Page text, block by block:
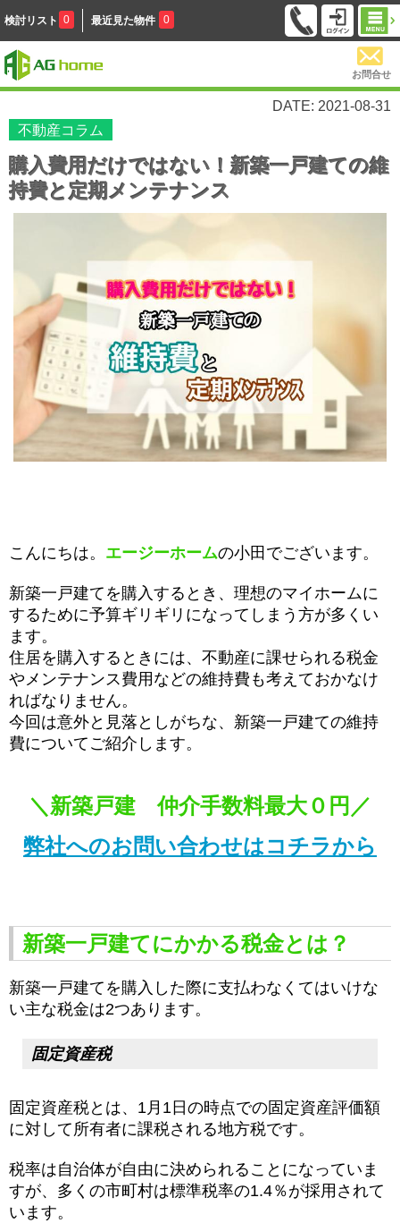
検討リスト 0 最近見た物件 0
お問合せ
DATE: 2021-08-31
不動産コラム
購入費用だけではない！新築一戸建ての維
持費と定期メンテナンス
こんにちは。 エージーホームの小田でございます。
新築一戸建てを購入するとき、理想のマイホームに
するために予算ギリギリになってしまう方が多くい
ます。
住居を購入するときには、不動産に課せられる税金
やメンテナンス費用などの維持費も考えておかなけ
ればなりません。
今回は意外と見落としがちな、新築一戸建ての維持
費についてご紹介します。
＼新築戸建 仲介手数料最大０円／
弊社へのお問い合わせはコチラから
新築一戸建てにかかる税金とは？
新築一戸建てを購入した際に支払わなくてはいけな
い主な税金は2つあります。
固定資産税
固定資産税とは、1月1日の時点での固定資産評価額
に対して所有者に課税される地方税です。
税率は自治体が自由に決められることになっていま
すが、多くの市町村は標準税率の1.4％が採用されて
います。